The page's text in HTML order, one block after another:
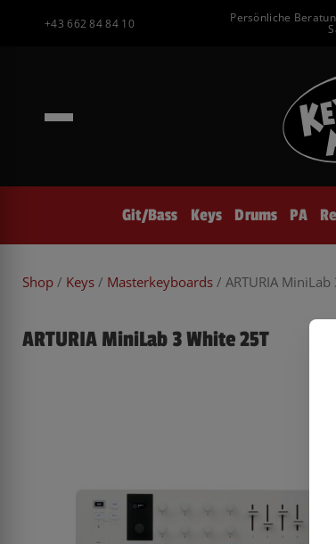
springen+43 662 84 84 10 Persönliche
Git/Bass Keys Drums PA
Shop / Keys / Masterkeyboards / ARTURIA
ARTURIA MiniLab 3 White 25T